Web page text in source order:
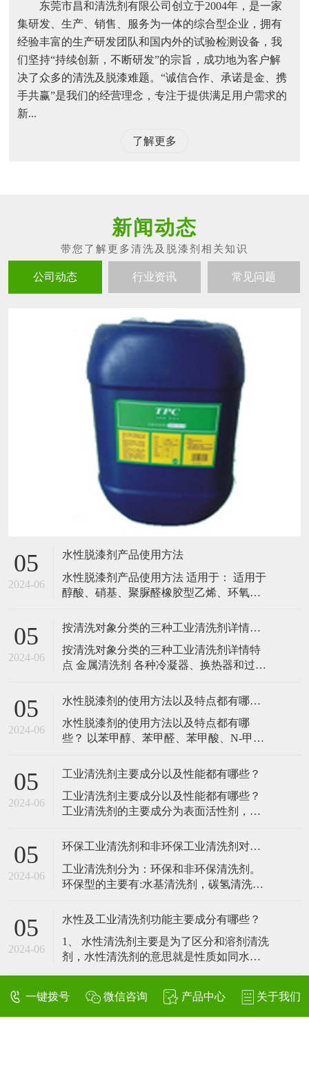
东莞市昌和清洗剂有限公司创立于2004年，是一家
集研发、生产、销售、服务为一体的综合型企业，拥有
经验丰富的生产研发团队和国内外的试验检测设备，我
们坚持“持续创新，不断研发”的宗旨，成功地为客户解
决了众多的清洗及脱漆难题。“诚信合作、承诺是金、携
手共赢”是我们的经营理念，专注于提供满足用户需求的
新...
了解更多
新闻动态
公司动态 行业资讯 常见问题
05
2024-06
水性脱漆剂产品使用方法
水性脱漆剂产品使用方法 适用于： 适用于
醇酸、硝基、聚脲醛橡胶型乙烯、环氧、
使用方法： 1.将水性脱漆剂用毛刷充分涂
之前,如果用砂纸等将希望去除的涂膜表面
打粗的话,可以缩短脱离时间。塑料容器容
05
2024-06
按清洗对象分类的三种工业清洗剂详情特点
按清洗对象分类的三种工业清洗剂详情特
点 金属清洗剂 各种冷凝器、换热器和过滤
化工、造纸、食品、制药、纺织等企业广
泛采用的重要设备。该设备在运行过程
中，由于水质和温差变化的原因，极易造
成内管结垢现象，从而大大降低设备的换
05
2024-06
水性脱漆剂的使用方法以及特点都有哪些？
水性脱漆剂的使用方法以及特点都有哪
些？ 以苯甲醇、苯甲醛、苯甲酸、N-甲基
性脱漆剂成为新的发展趋势。水性脱漆剂
与传统二氯甲烷型脱漆剂相比，其挥发性
和毒性相对较小，缓解了原来脱漆剂中含
溶剂过多造成的环境问题。 使用方法：
05
2024-06
工业清洗剂主要成分以及性能都有哪些？
工业清洗剂主要成分以及性能都有哪些？
工业清洗剂的主要成分为表面活性剂，在
品种，用得最多的是阴离子表面活性剂，
剂很少使用。阳离子表面活性剂在纤维上
的吸附性很大、洗涤力小，且价格昂贵，
05
2024-06
环保工业清洗剂和非环保工业清洗剂对人体有伤害吗？
工业清洗剂分为：环保和非环保清洗剂。
环保型的主要有:水基清洗剂，碳氢清洗
烷、白电油、溴丙烷、天拿水、煤油等
烯： 清洗不稳定，与空气或氧气接触时产
品易被氧化，温度升高或紫外光下更快，
对环境污染有严重危害，在水生物中可产
生蓄积，
05
2024-06
水性及工业清洗剂功能主要成分有哪些？
1、 水性清洗剂主要是为了区分和溶剂清洗
剂，水性清洗剂的意思就是性质如同水一
让他适用于所有材质产品清洗 2、而溶剂型
清洗剂则会有挥发性气味，且有毒易燃。
所以，水性清洗剂也叫环保清洗剂。 3、
一键拨号 微信咨询 产品中心 关于我们